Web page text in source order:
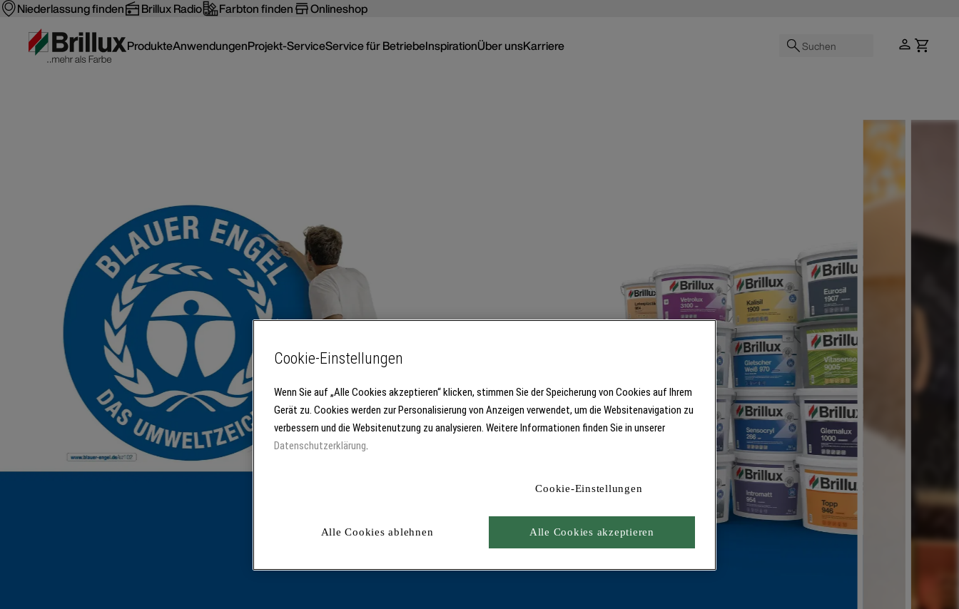
Niederlassung finden Brillux Radio Farbton finden Onlineshop
Suchen
ProdukteAnwendungenProjekt-ServiceService für BetriebeInspirationÜber unsKarriere
Cookie-Einstellungen
Wenn Sie auf „Alle Cookies akzeptieren“ klicken, stimmen Sie der Speicherung von Cookies auf Ihrem
Gerät zu. Cookies werden zur Personalisierung von Anzeigen verwendet, um die Websitenavigation zu
verbessern und die Websitenutzung zu analysieren. Weitere Informationen finden Sie in unserer
Datenschutzerklärung.
Cookie-Einstellungen
Alle Cookies ablehnen Alle Cookies akzeptieren